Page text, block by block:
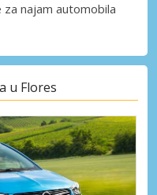
najam automobila
u Flores